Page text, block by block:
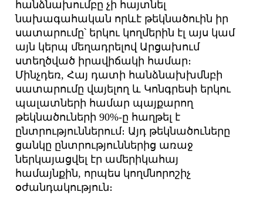
հանձնախումբը չի հայտնել
նախագահական որևէ թեկնածուին իր
սատարումը՝ երկու կողմերին էլ այս կամ
այն կերպ մեղադրելով Արցախում
ստեղծված իրավիճակի համար։
Մինչդեռ, Հայ դատի հանձնախխմնբի
սատարումը վայելող և Կոնգրեսի երկու
պալատների համար պայքարող
թեկնածուների 90%-ը հաղթել է
ընտրություններում։ Այդ թեկնածուները
ցանկը ընտրություններից առաջ
ներկայացվել էր ամերիկահայ
համայնքին, որպես կողմնորոշիչ
օժանդակություն։